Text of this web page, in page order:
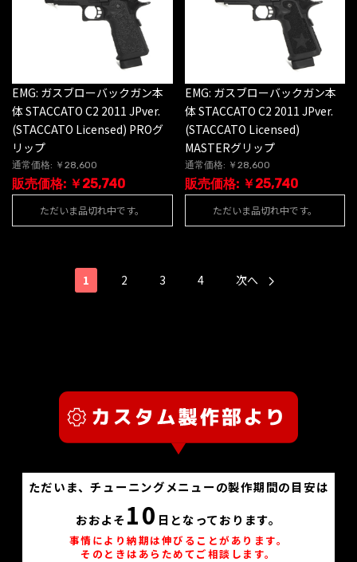
EMG: ガスブローバックガン本
体 STACCATO C2 2011 JPver.
(STACCATO Licensed) PROグ
リップ
通常価格: ￥28,600
販売価格: ￥25,740
ただいま品切れ中です。
EMG: ガスブローバックガン本
体 STACCATO C2 2011 JPver.
(STACCATO Licensed)
MASTERグリップ
通常価格: ￥28,600
販売価格: ￥25,740
ただいま品切れ中です。
1 2 3 4 次へ
ただいま、チューニングメニューの製作期間の目安は
おおよそ 10 日となっております。
事情により納期は伸びることがあります。
そのときはあらためてご相談します。